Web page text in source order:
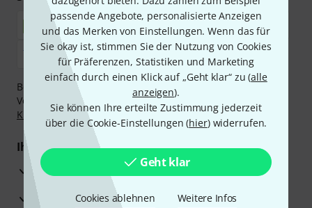
passende Angebote, personalisierte Anzeigen
und das Merken von Einstellungen. Wenn das für
Sie okay ist, stimmen Sie der Nutzung von Cookies
für Präferenzen, Statistiken und Marketing
einfach durch einen Klick auf „Geht klar“ zu (alle
anzeigen).
Sie können Ihre erteilte Zustimmung jederzeit
über die Cookie-Einstellungen (hier) widerrufen.
Geht klar
Cookies ablehnen Weitere Infos
Bezahlen Sie vertraulich und sicher per Nachnahme,
Vorkasse, PayPal, Amazon Pay,Klarna Sofort bezahlen
Klarna Ratenzahlungoder Kreditkarte.
Ihre Vorteile
3 Jahre Thomann Garantie
30 Tage Money-Back-Garantie